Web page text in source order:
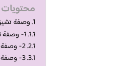
وصفة
1- وصفة تشيز كيك بالأناناس
2- وصفة تشيز كيك بالأوريو
3- وصفة تشيز كيك بالليمون